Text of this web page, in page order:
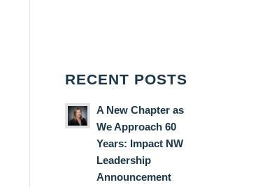
RECENT POSTS
A New Chapter as
We Approach 60
Years: Impact NW
Leadership
Announcement